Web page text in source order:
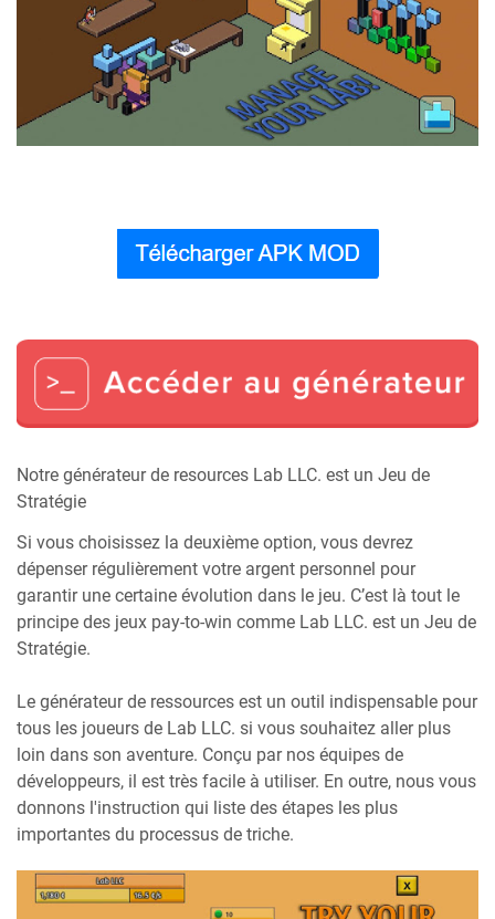
Notre générateur de resources Lab LLC. est un Jeu de
Stratégie
Si vous choisissez la deuxième option, vous devrez
dépenser régulièrement votre argent personnel pour
garantir une certaine évolution dans le jeu. C’est là tout le
principe des jeux pay-to-win comme Lab LLC. est un Jeu de
Stratégie.
Le générateur de ressources est un outil indispensable pour
tous les joueurs de Lab LLC. si vous souhaitez aller plus
loin dans son aventure. Conçu par nos équipes de
développeurs, il est très facile à utiliser. En outre, nous vous
donnons l'instruction qui liste des étapes les plus
importantes du processus de triche.